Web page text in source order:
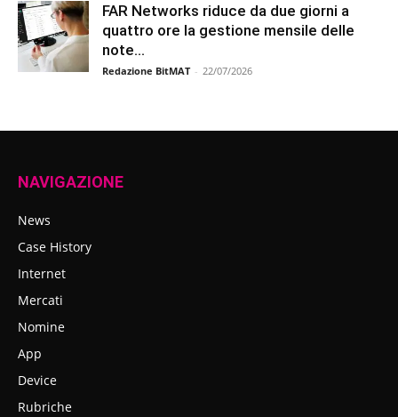
FAR Networks riduce da due giorni a
quattro ore la gestione mensile delle
note...
Redazione BitMAT - 22/07/2026
NAVIGAZIONE
News
Case History
Internet
Mercati
Nomine
App
Device
Rubriche